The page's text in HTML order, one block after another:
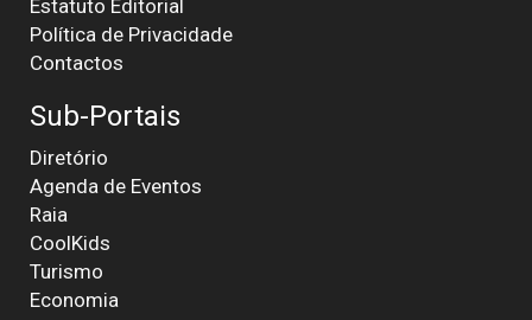
Estatuto Editorial
Política de Privacidade
Contactos
Sub-Portais
Diretório
Agenda de Eventos
Raia
CoolKids
Turismo
Economia